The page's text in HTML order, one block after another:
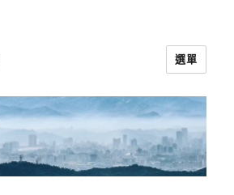
選單